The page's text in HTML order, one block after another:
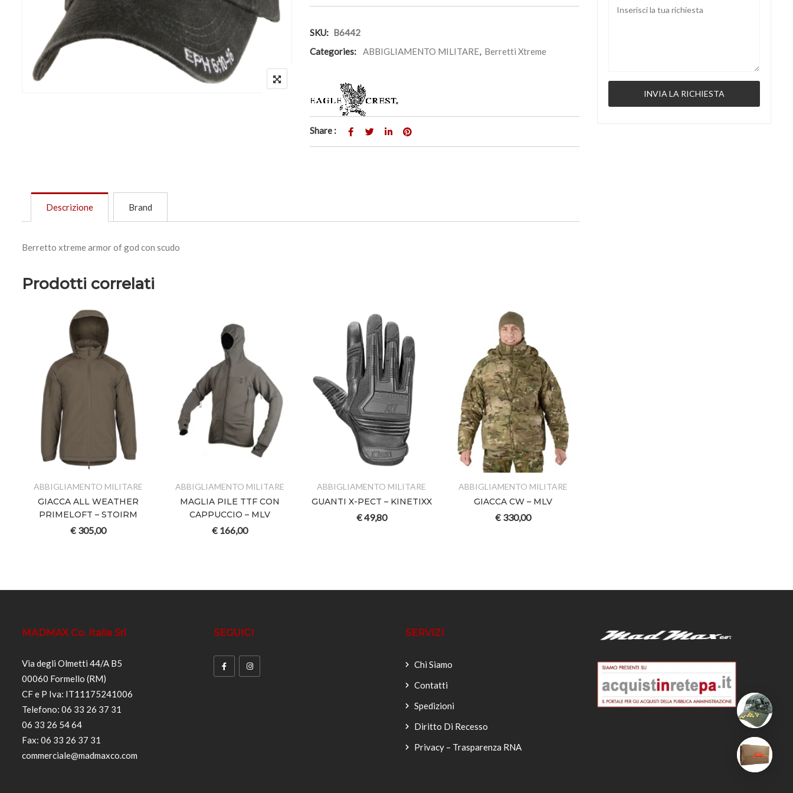
SKU: B6442
Categories:
ABBIGLIAMENTO MILITARE, Berretti Xtreme
Share :
Descrizione Brand
Berretto xtreme armor of god con scudo
Prodotti correlati
ABBIGLIAMENTO MILITARE
GIACCA ALL WEATHER
PRIMELOFT – STOIRM
€ 305,00
ABBIGLIAMENTO MILITARE
MAGLIA PILE TTF CON
CAPPUCCIO – MLV
€ 166,00
ABBIGLIAMENTO MILITARE
GUANTI X-PECT – KINETIXX
€49,80
ABBIGLIAMENTO MILITARE
GIACCA CW – MLV
€ 330,00
MADMAX Co. Italia Srl
Via degli Olmetti 44/A B5
00060 Formello (RM)
CF e P Iva: IT11175241006
Telefono: 06 33 26 37 31
06 33 26 54 64
Fax: 06 33 26 37 31
commerciale@madmaxco.com
SEGUICI SERVIZI
Chi Siamo
Contatti
Spedizioni
Diritto Di Recesso
Privacy – Trasparenza RNA